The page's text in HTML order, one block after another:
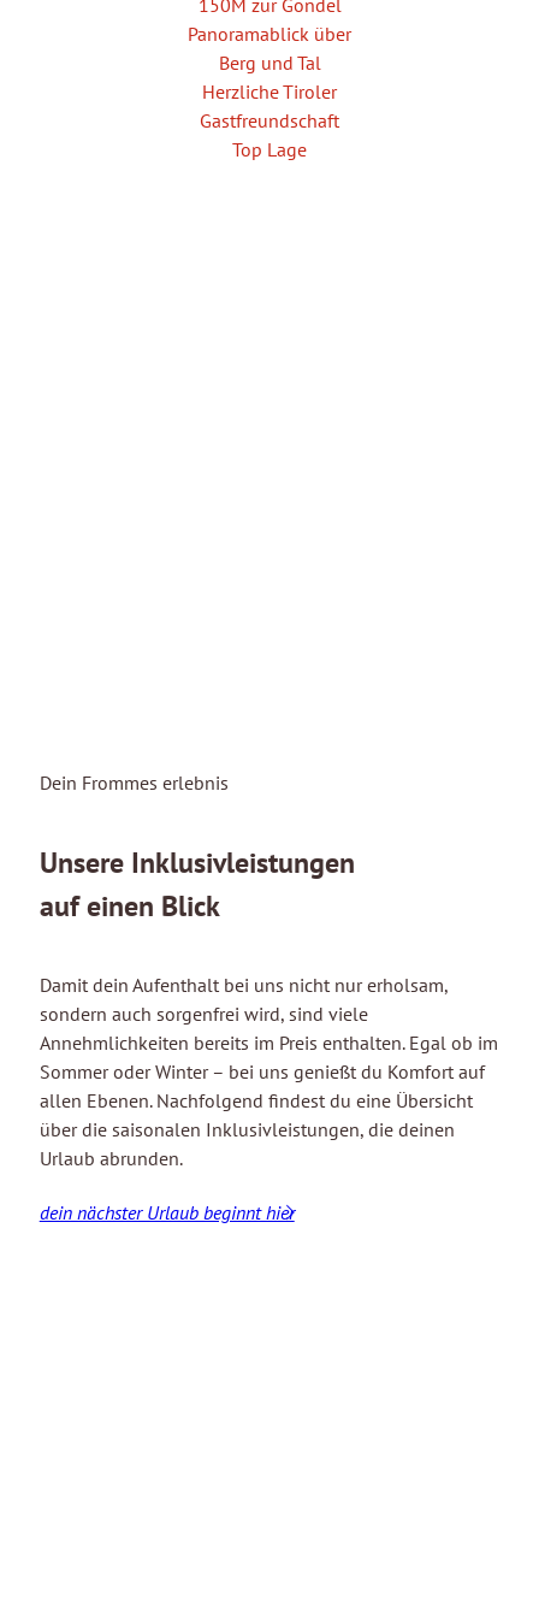
Panoramablick über
Berg und Tal
Herzliche Tiroler
Gastfreundschaft
Top Lage
Unsere Inklusivleistungen
auf einen Blick
Dein Frommes erlebnis
Damit dein Aufenthalt bei uns nicht nur erholsam,
sondern auch sorgenfrei wird, sind viele
Annehmlichkeiten bereits im Preis enthalten. Egal ob im
Sommer oder Winter – bei uns genießt du Komfort auf
allen Ebenen. Nachfolgend findest du eine Übersicht
über die saisonalen Inklusivleistungen, die deinen
Urlaub abrunden.
dein nächster Urlaub beginnt hier